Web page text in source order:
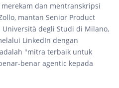
dan mentranskripsi
mantan Senior Product
degli Studi di Milano,
LinkedIn dengan
"mitra terbaik untuk
benar agentic kepada